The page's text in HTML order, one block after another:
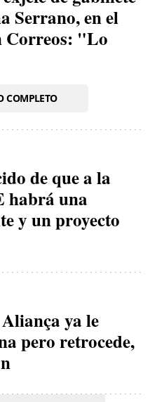
Serrano, en el
Correos: "Lo
COMPLETO
de que a la
habrá una
y un proyecto
ya le
pero retrocede,